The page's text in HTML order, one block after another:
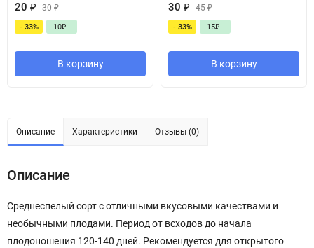
20 ₽ 30₽
- 33% 10₽
В корзину
30 ₽ 45₽
- 33% 15₽
В корзину
Описание Характеристики Отзывы (0)
Описание
Среднеспелый сорт с отличными вкусовыми качествами и
необычными плодами. Период от всходов до начала
плодоношения 120-140 дней. Рекомендуется для открытого